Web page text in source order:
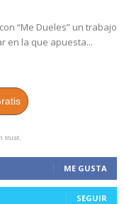
“Me Dueles” un trabajo
en la que apuesta...
trust.
ME GUSTA
SEGUIR